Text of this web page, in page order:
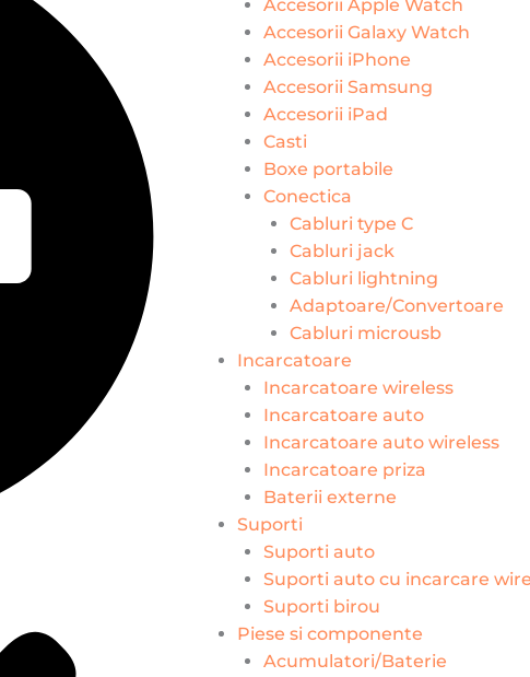
Accesorii Apple Watch
Accesorii Galaxy Watch
Accesorii iPhone
Accesorii Samsung
Accesorii iPad
Casti
Boxe portabile
Conectica
Cabluri type C
Cabluri jack
Cabluri lightning
Adaptoare/Convertoare
Cabluri microusb
Incarcatoare
Incarcatoare wireless
Incarcatoare auto
Incarcatoare auto wireless
Incarcatoare priza
Baterii externe
Suporti
Suporti auto
Suporti auto cu incarcare
Suporti birou
Piese si componente
Acumulatori/Baterie